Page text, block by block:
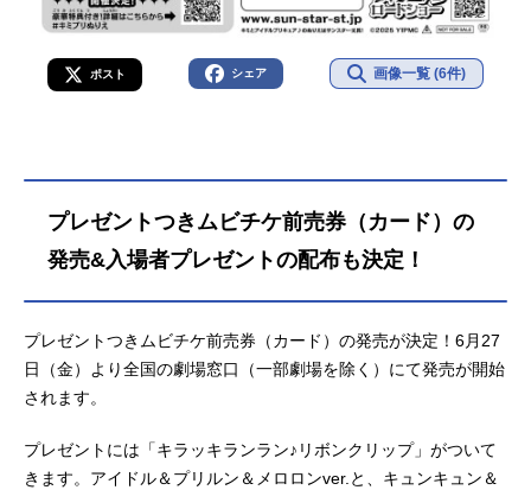
ポスト シェア 画像一覧 (6件)
プレゼントつきムビチケ前売券（カード）の
発売&入場者プレゼントの配布も決定！
プレゼントつきムビチケ前売券（カード）の発売が決定！6月27
日（金）より全国の劇場窓口（一部劇場を除く）にて発売が開始
されます。
プレゼントには「キラッキランラン♪リボンクリップ」がついて
きます。アイドル＆プリルン＆メロロンver.と、キュンキュン＆